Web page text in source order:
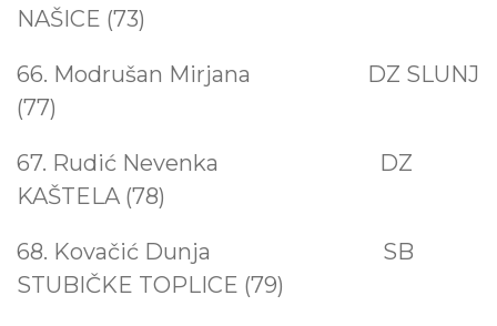
NAŠICE (73)
66. Modrušan Mirjana DZ SLUNJ
(77)
67. Rudić Nevenka
DZ
KAŠTELA (78)
68. Kovačić Dunja SB
STUBIČKE TOPLICE (79)